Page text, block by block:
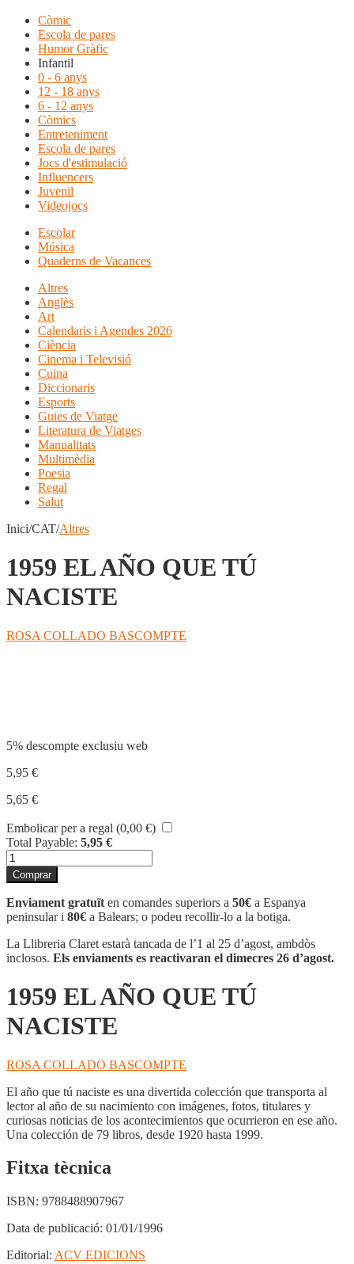
Còmic
Escola de pares
Humor Gràfic
Infantil
0 - 6 anys
12 - 18 anys
6 - 12 anys
Còmics
Entreteniment
Escola de pares
Jocs d'estimulació
Influencers
Juvenil
Videojocs
Escolar
Música
Quaderns de Vacances
Altres
Anglès
Art
Calendaris i Agendes 2026
Ciència
Cinema i Televisió
Cuina
Diccionaris
Esports
Guies de Viatge
Literatura de Viatges
Manualitats
Multimèdia
Poesia
Regal
Salut
Inici/CAT/Altres
1959 EL AÑO QUE TÚ
NACISTE
ROSA COLLADO BASCOMPTE
5% descompte exclusiu web
5,95 €
5,65 €
Embolicar per a regal (0,00 €)
Total Payable: 5,95 €
quantitat
de
1959
EL
AÑO
QUE
TÚ
NACISTE
Comprar
Enviament gratuït en comandes superiors a 50€ a Espanya
peninsular i 80€ a Balears; o podeu recollir-lo a la botiga.
La Llibreria Claret estarà tancada de l’1 al 25 d’agost, ambdòs
inclosos. Els enviaments es reactivaran el dimecres 26 d’agost.
1959 EL AÑO QUE TÚ
NACISTE
ROSA COLLADO BASCOMPTE
El año que tú naciste es una divertida colección que transporta al
lector al año de su nacimiento con imágenes, fotos, titulares y
curiosas noticias de los acontecimientos que ocurrieron en ese año.
Una colección de 79 libros, desde 1920 hasta 1999.
Fitxa tècnica
ISBN: 9788488907967
Data de publicació: 01/01/1996
Editorial: ACV EDICIONS